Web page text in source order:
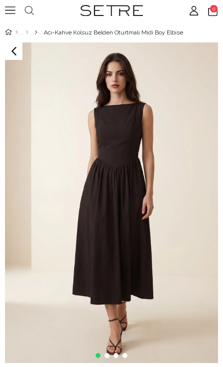
0
Acı-Kahve Kolsuz Belden Oturtmalı Midi Boy Elbise